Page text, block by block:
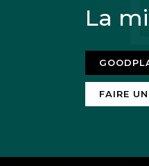
La
FAIRE